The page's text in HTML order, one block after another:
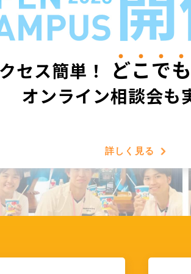
セス簡単！ どこでも
オンライン相談会も
詳しく見る